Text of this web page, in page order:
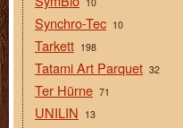
Synchro-Tec 10
Tarkett 198
Tatami Art Parquet 32
Ter Hürne 71
UNILIN 13